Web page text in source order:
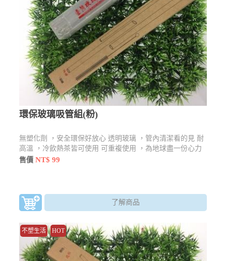
環保玻璃吸管組(粉)
無塑化劑 ，安全環保好放心 透明玻璃 ，管內清潔看的見 耐
高溫 ，冷飲熱茶皆可使用 可重複使用 ，為地球盡一份心力
售價NT$ 99
了解商品
不塑生活 HOT